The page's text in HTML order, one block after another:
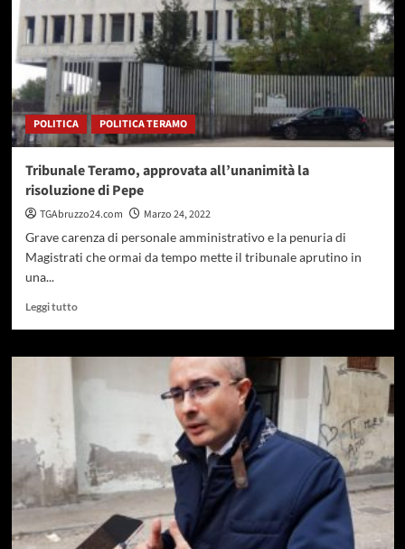
di
Verrocchio
a
Italia
Viva
POLITICA POLITICA TERAMO
Tribunale Teramo, approvata all’unanimità la
risoluzione di Pepe
TGAbruzzo24.com
Marzo 24, 2022
Grave carenza di personale amministrativo e la penuria di
Magistrati che ormai da tempo mette il tribunale aprutino in
una...
Leggi tuttoLeggi
su
Teramo,
risoluzione
di
Pepe